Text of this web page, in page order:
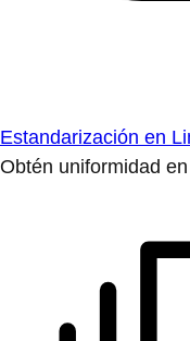
Estandarización en
Obtén uniformidad